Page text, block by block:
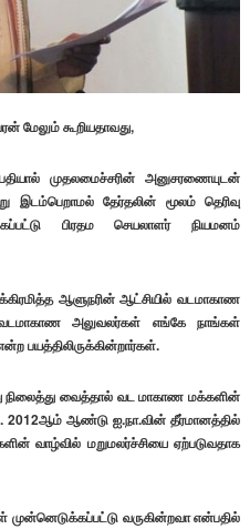
மேலும் கூறியதாவது,
முதலமைச்சரின் அனுசரணையுடன்
இடம்பெறாமல் தேர்தலின் மூலம் தெரிவு
பிரதம செயலாளர் நியமனம்
ஆளுநரின் ஆட்சியில் வடமாகாண
வடமாகாண அலுவலர்கள் எங்கே நாங்கள்
பயத்திலிருக்கின்றார்கள்.
வைத்தால் வட மாகாண மக்களின்
2012ஆம் ஆண்டு ஐ.நா.வின் தீர்மானத்தில்
வாழ்வில் மறுமலர்ச்சியை ஏற்படுவதாக
வருகின்றவா என்பதில்